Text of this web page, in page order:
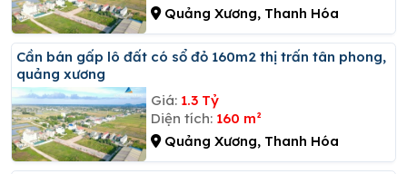
Quảng Xương, Thanh Hóa
Cần bán gấp lô đất có sổ đỏ 160m2 thị trấn tân phong,
quảng xương
Giá: 1.3 Tỷ
Diện tích: 160 m²
Quảng Xương, Thanh Hóa